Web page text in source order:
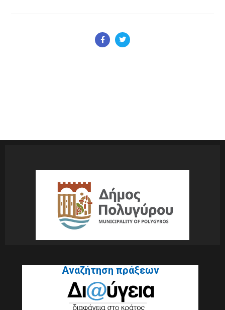
Αναζήτηση πράξεων